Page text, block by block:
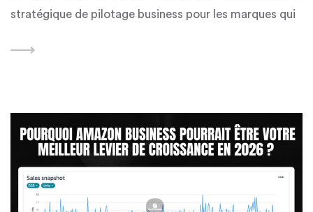
stratégique de pilotage business pour les marques qui